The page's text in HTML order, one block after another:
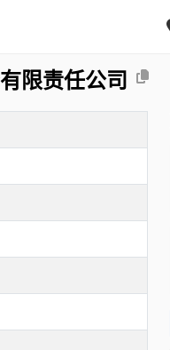
限责任公司